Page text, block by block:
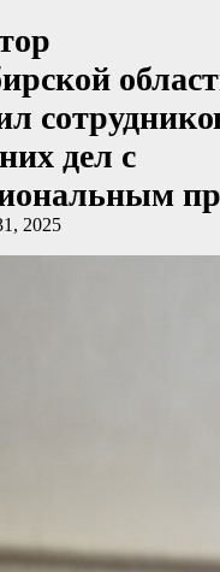
дел с
2025